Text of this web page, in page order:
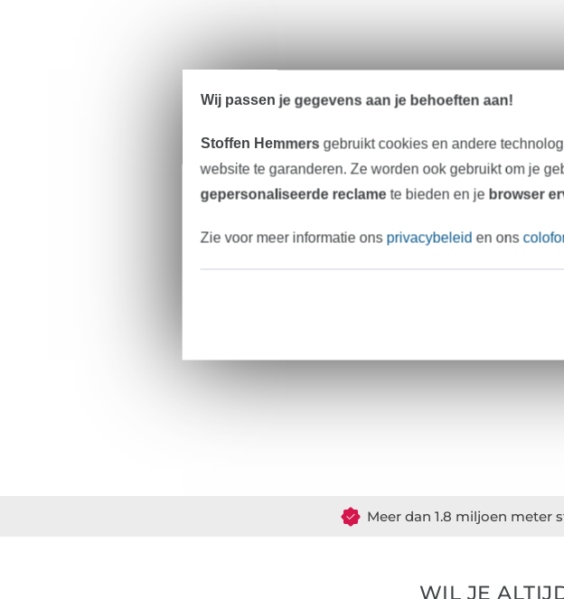
Meer dan 1.8 miljoen meter
WIL JE
Wij passen je gegevens aan je behoeften aan!
Stoffen Hemmers gebruikt cookies en andere
website te garanderen. Ze worden ook gebruikt om je
gepersonaliseerde reclamete bieden en je browser
Zie voor meer informatie ons privacybeleid en ons